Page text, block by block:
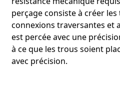
perçage consiste à créer
connexions traversantes et
est percée avec une
à ce que les trous soient
avec précision.